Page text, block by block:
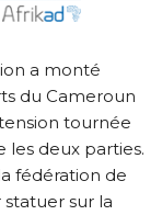
a monté
du Cameroun
tournée
les deux parties.
fédération de
sur la